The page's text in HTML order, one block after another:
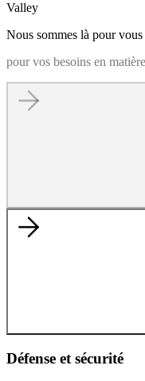
Valley
Nous sommes là pour vous
pour vos besoins en
Défense et sécurité